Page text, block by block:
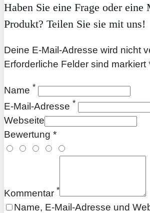
Haben Sie eine Frage oder eine
Produkt? Teilen Sie sie mit uns!
Deine E-Mail-Adresse wird nicht
Erforderliche Felder sind markiert
Name *
E-Mail-Adresse *
Webseite
Bewertung *
Kommentar *
Name, E-Mail-Adresse und